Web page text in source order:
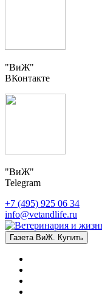
"ВиЖ"
ВКонтакте
"ВиЖ"
Telegram
+7 (495) 925 06 34
info@vetandlife.ru
Газета ВиЖ. Купить